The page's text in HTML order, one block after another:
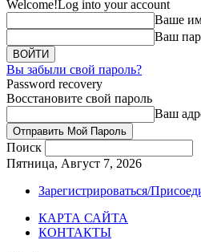
Welcome!Log into your account
Ваше
Ваш
Вы забыли свой пароль?
Password recovery
Восстановите свой пароль
Ваш
Поиск
Пятница, Август 7, 2026
Зарегистрироваться/
КАРТА САЙТА
КОНТАКТЫ